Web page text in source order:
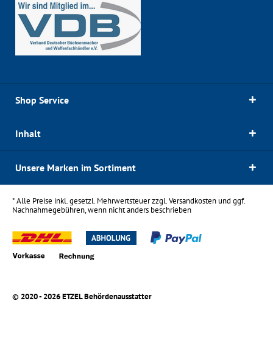
Shop Service
Inhalt
Unsere Marken im Sortiment
* Alle Preise inkl. gesetzl. Mehrwertsteuer zzgl.Versandkostenund ggf.
Nachnahmegebühren, wenn nicht anders beschrieben
© 2020 - 2026 ETZEL Behördenausstatter